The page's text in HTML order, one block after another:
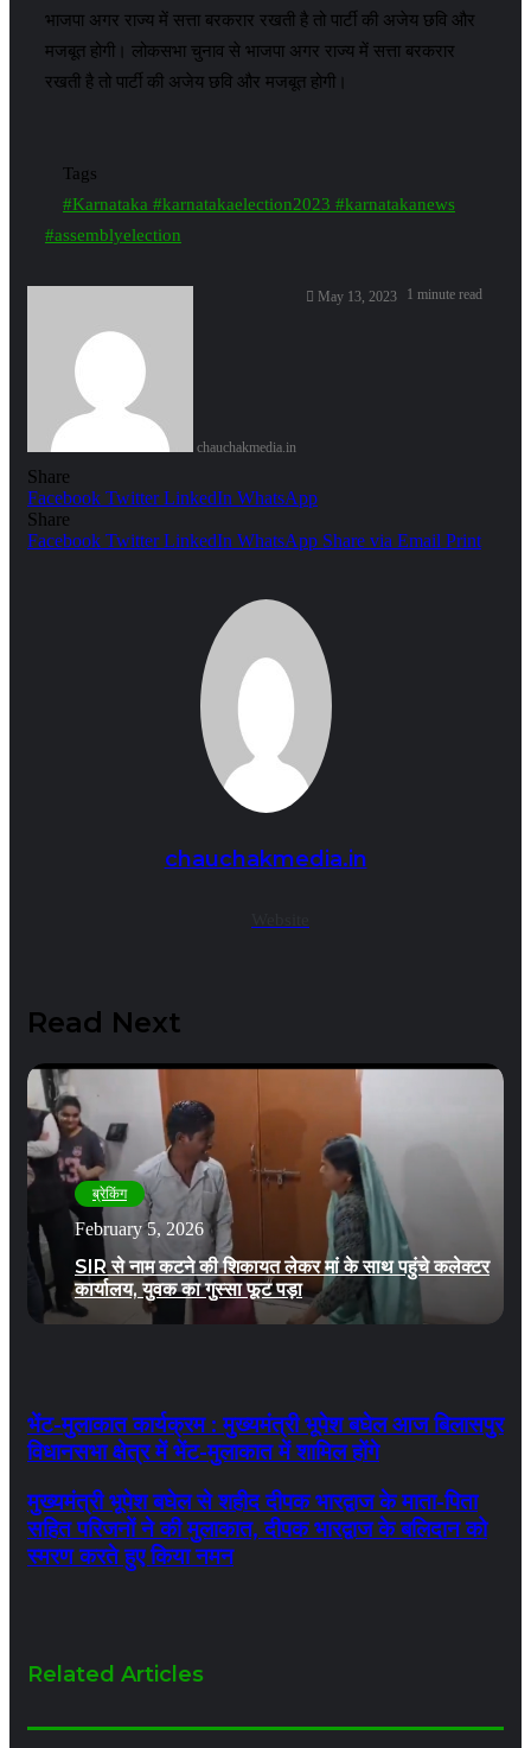
भाजपा अगर राज्य में सत्ता बरकरार रखती है तो पार्टी की अजेय छवि और
मजबूत होगी। लोकसभा चुनाव से भाजपा अगर राज्य में सत्ता बरकरार
रखती है तो पार्टी की अजेय छवि और मजबूत होगी।
Tags
#Karnataka #karnatakaelection2023 #karnatakanews
#assemblyelection
chauchakmedia.in
May 13, 2023 1 minute read
Share
Facebook Twitter LinkedIn WhatsApp
Share
Facebook Twitter LinkedIn WhatsApp Share via Email Print
chauchakmedia.in
Read Next
ब्रेकिंग
February 5, 2026
SIR से नाम कटने की शिकायत लेकर मां के साथ पहुंचे कलेक्टर
कार्यालय, युवक का गुस्सा फूट पड़ा
भेंट-मुलाकात कार्यक्रम : मुख्यमंत्री भूपेश बघेल आज बिलासपुर
विधानसभा क्षेत्र में भेंट-मुलाकात में शामिल होंगे
मुख्यमंत्री भूपेश बघेल से शहीद दीपक भारद्वाज के माता-पिता
सहित परिजनों ने की मुलाकात, दीपक भारद्वाज के बलिदान को
स्मरण करते हुए किया नमन
Related Articles